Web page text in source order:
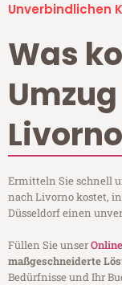
Unverbindlichen
Was
Ermitteln Sie schnell
nach Livorno kostet,
Düsseldorf einen
Füllen Sie unser
maßgeschneiderte
Bedürfnisse und Ihr